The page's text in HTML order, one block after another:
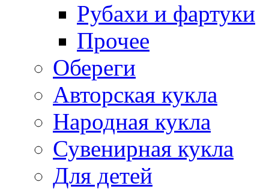
Рубахи и фартуки
Прочее
Обереги
Авторская кукла
Народная кукла
Сувенирная кукла
Для детей